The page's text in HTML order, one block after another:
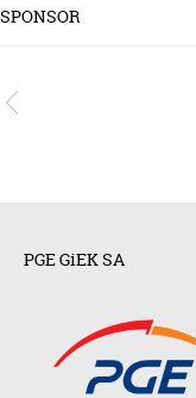
SPONSOR
PGE GiEK SA